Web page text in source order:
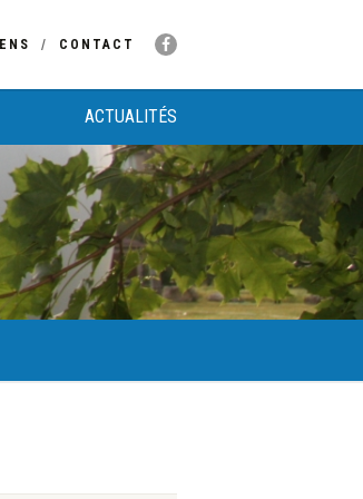
CONTACT
ACTUALITÉS